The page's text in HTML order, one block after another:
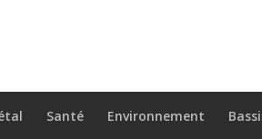
Santé Environnement